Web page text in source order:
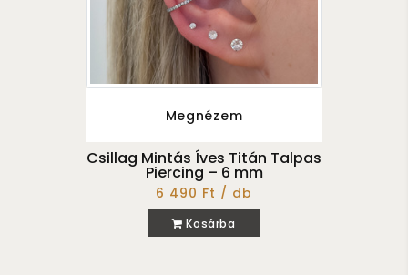
Megnézem
Csillag Mintás Íves Titán Talpas
Piercing – 6 mm
6 490 Ft / db
Kosárba